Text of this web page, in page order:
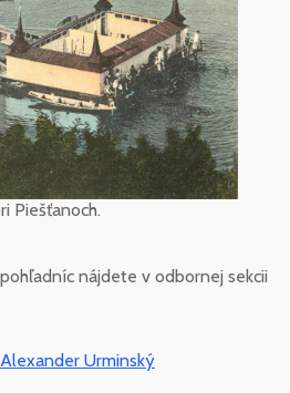
Piešťanoch.
nájdete v odbornej sekcii
Alexander Urminský